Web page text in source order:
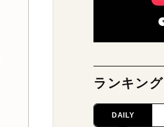
ランキング
DAILY